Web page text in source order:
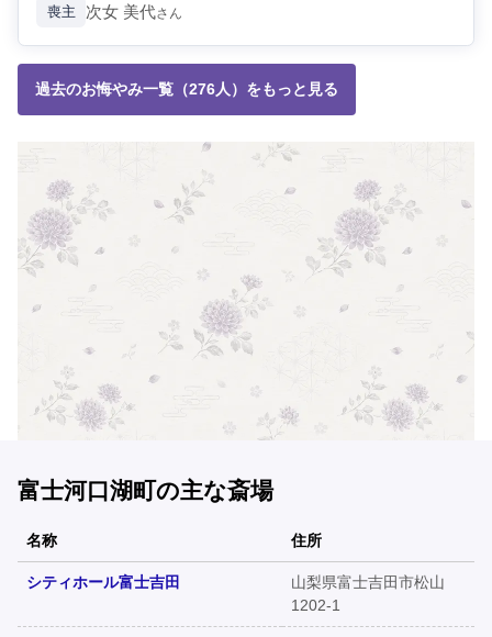
喪主 次女 美代さん
過去のお悔やみ一覧（276人）をもっと見る
富士河口湖町の主な斎場
名称 住所
シティホール富士吉田
山梨県富士吉田市松山
1202-1